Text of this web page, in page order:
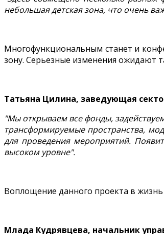
небольшая детская зона, что очень
Многофункциональным станет и
зону. Серьезные изменения ожидают
Татьяна Цилина, заведующая
"Мы открываем все фонды,
трансформируемые пространства,
для проведения мероприятий.
высоком уровне".
Воплощение данного проекта в жизнь
Млада Кудрявцева, начальник